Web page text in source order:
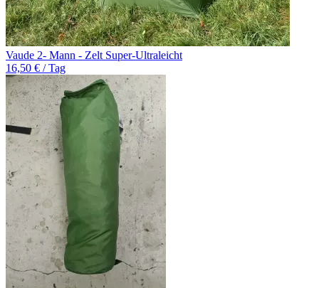
Vaude 2- Mann - Zelt Super-Ultraleicht
16,50 € / Tag